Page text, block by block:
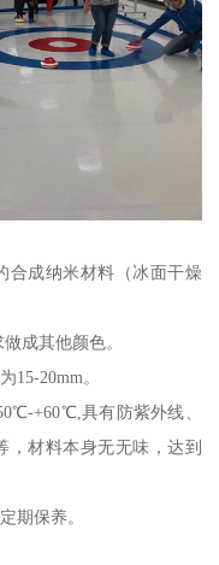
合成纳米材料（冰面干燥
成其他颜色。
15-20mm。
+60℃,具有防紫外线、
，材料本身无无味，达到
期保养。